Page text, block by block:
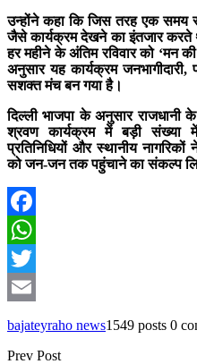
उन्होंने कहा कि जिस तरह एक समय
जैसे कार्यक्रम देखने का इंतजार
हर महीने के अंतिम रविवार को ‘मन
अनुसार यह कार्यक्रम
सशक्त मंच बन गया है।
दिल्ली भाजपा के अनुसार राजधानी
श्रवण कार्यक्रम में बड़ी संख्या
प्रतिनिधियों और स्थानीय
को जन-जन तक पहुंचाने का संकल्प
Facebook
WhatsApp
Twitter
bajateyraho news1549 posts 0
Prev Post